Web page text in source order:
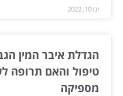
ינו 10, 2022
הגדלת איבר המין
טיפול והאם תרופה
מספיקה